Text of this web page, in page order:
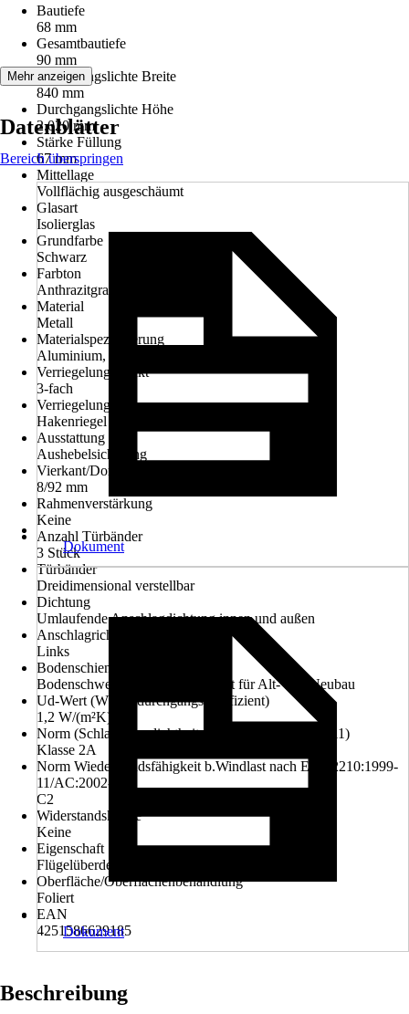
Bautiefe
68 mm
Gesamtbautiefe
90 mm
Durchgangslichte Breite
840 mm
Durchgangslichte Höhe
2.020 mm
Stärke Füllung
67 mm
Mittellage
Vollflächig ausgeschäumt
Glasart
Isolierglas
Grundfarbe
Schwarz
Farbton
Anthrazitgrau RAL 7016
Material
Metall
Materialspezifizierung
Aluminium, Stahl
Verriegelungspunkt
3-fach
Verriegelung
Hakenriegel
Ausstattung
Aushebelsicherung
Vierkant/Dornmaß Schloß
8/92 mm
Rahmenverstärkung
Keine
Anzahl Türbänder
3 Stück
Türbänder
Dreidimensional verstellbar
Dichtung
Umlaufende Anschlagdichtung innen und außen
Anschlagrichtung
Links
Bodenschiene
Bodenschwelle thermisch getrennt für Alt- und Neubau
Ud-Wert (Wärmedurchgangskoeffizient)
1,2 W/(m²K)
Norm (Schlagregendichtheit nach EN 12208:1999-11)
Klasse 2A
Norm Wiederstandsfähigkeit b.Windlast nach EN 12210:1999-
11/AC:2002-08
C2
Widerstandsklasse
Keine
Eigenschaft
Flügelüberdeckend
Oberfläche/Oberflächenbehandlung
Foliert
EAN
4251586629185
Mehr anzeigen
Datenblätter
Bereich überspringen
Dokument
Dokument
Beschreibung